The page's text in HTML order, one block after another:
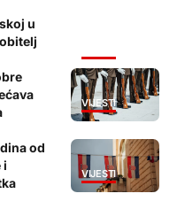
u
VIJESTI
VIJESTI
od
i